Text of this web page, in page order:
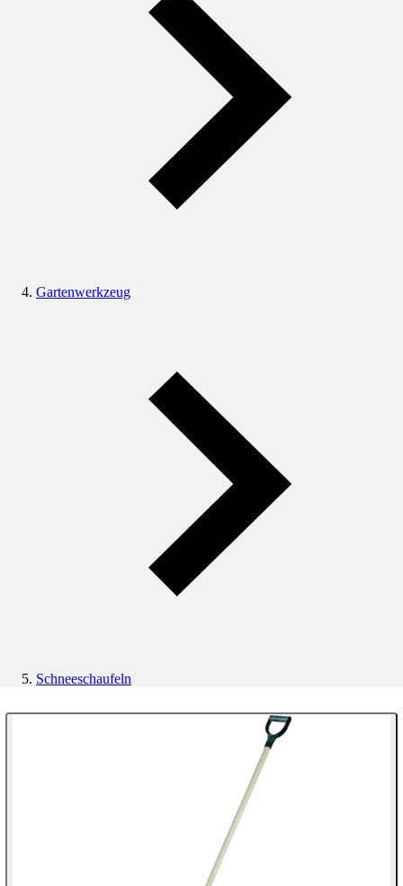
Gartenwerkzeug
Schneeschaufeln